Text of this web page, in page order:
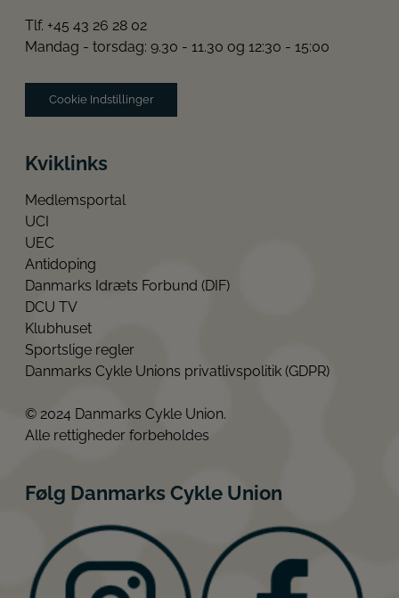
Tlf. +45 43 26 28 02
Mandag - torsdag: 9.30 - 11.30 og 12:30 - 15:00
Cookie Indstillinger
Kviklinks
Medlemsportal
UCI
UEC
Antidoping
Danmarks Idræts Forbund (DIF)
DCU TV
Klubhuset
Sportslige regler
Danmarks Cykle Unions privatlivspolitik (GDPR)
© 2024 Danmarks Cykle Union.
Alle rettigheder forbeholdes
Følg Danmarks Cykle Union